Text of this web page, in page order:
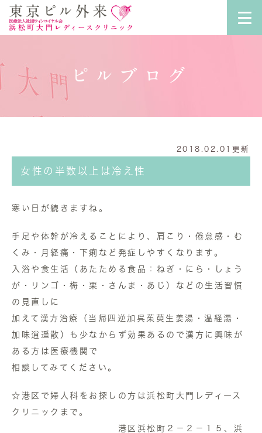
ピルブログ
2018.02.01更新
女性の半数以上は冷え性
寒い日が続きますね。
手足や体幹が冷えることにより、肩こり・倦怠感・む
くみ・月経痛・下痢など発症しやすくなります。
入浴や食生活（あたためる食品：ねぎ・にら・しょう
が・リンゴ・梅・栗・さんま・あじ）などの生活習慣
の見直しに
加えて漢方治療（当帰四逆加呉茱萸生姜湯・温経湯・
加味逍遥散）も少なからず効果あるので漢方に興味が
ある方は医療機関で
相談してみてください。
☆港区で婦人科をお探しの方は浜松町大門レディース
クリニックまで。
港区浜松町２－２－１５、浜